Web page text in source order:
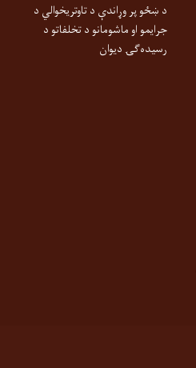
د ښځو پر وړاندې د تاوتریخوالي د
جرایمو او ماشومانو د تخلفاتو د
رسیده‌ګۍ دیوان